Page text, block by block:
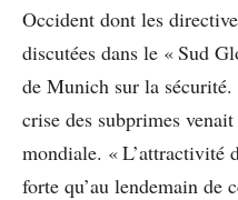
Occident dont les
discutées dans le « Sud
de Munich sur la
crise des subprimes
mondiale. « L’attractivité
forte qu’au lendemain de